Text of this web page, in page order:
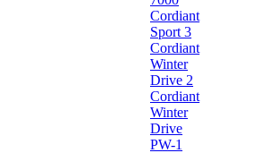
Cordiant
Sport 3
Cordiant
Winter
Drive 2
Cordiant
Winter
Drive
PW-1